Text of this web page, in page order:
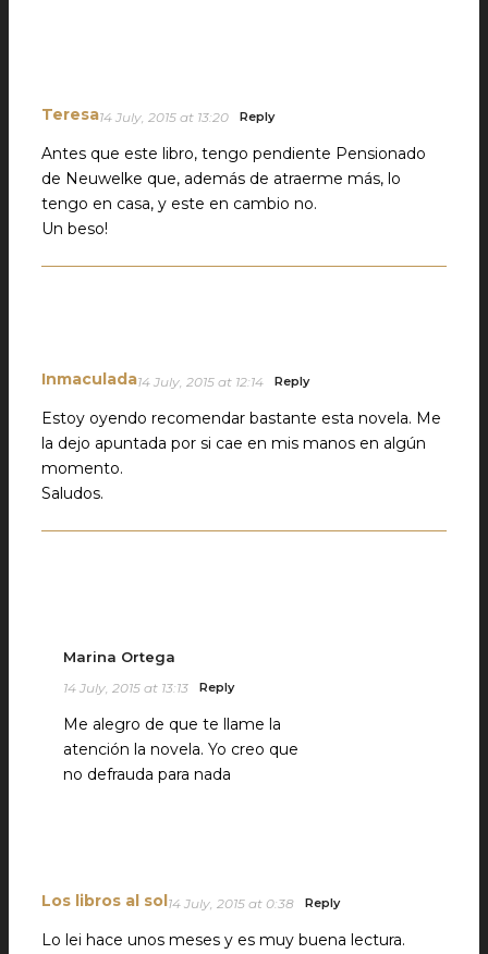
Teresa14 July, 2015 at 13:20 Reply
Antes que este libro, tengo pendiente Pensionado
de Neuwelke que, además de atraerme más, lo
tengo en casa, y este en cambio no.
Un beso!
Inmaculada14 July, 2015 at 12:14 Reply
Estoy oyendo recomendar bastante esta novela. Me
la dejo apuntada por si cae en mis manos en algún
momento.
Saludos.
Marina Ortega
14 July, 2015 at 13:13 Reply
Me alegro de que te llame la
atención la novela. Yo creo que
no defrauda para nada
Los libros al sol 14 July, 2015 at 0:38 Reply
Lo lei hace unos meses y es muy buena lectura.